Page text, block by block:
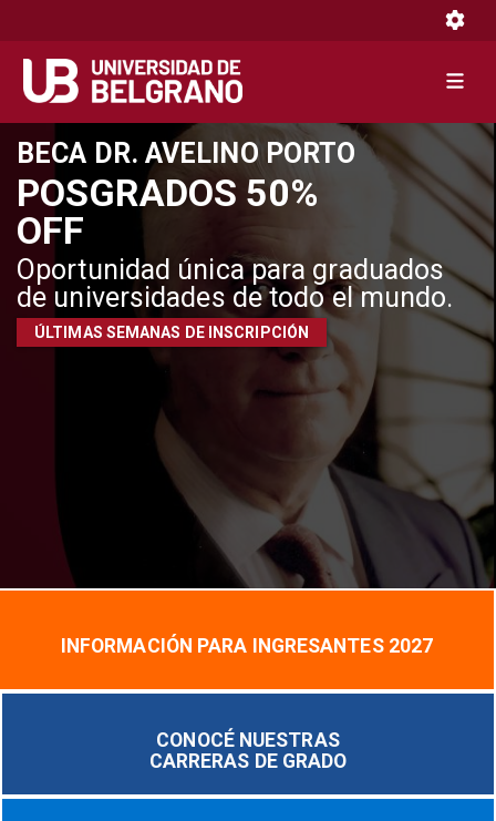
contenido
principal
BECA DR. AVELINO PORTO
POSGRADOS 50%
OFF
Oportunidad única para graduados
de universidades de todo el mundo.
ÚLTIMAS SEMANAS DE INSCRIPCIÓN
INFORMACIÓN PARA INGRESANTES 2027
CONOCÉ NUESTRAS
CARRERAS DE GRADO